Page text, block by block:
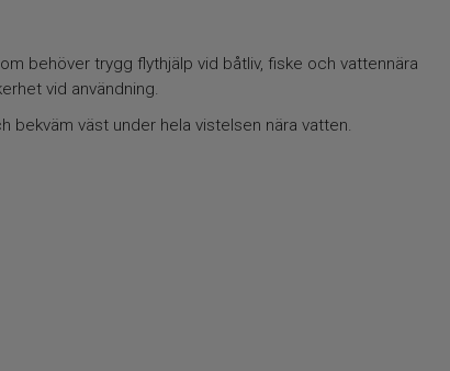
behöver trygg flythjälp vid båtliv, fiske och vattennära
vid användning.
väst under hela vistelsen nära vatten.